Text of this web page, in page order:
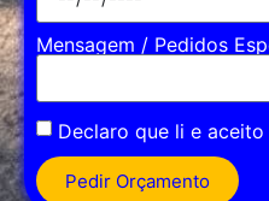
Mensagem / Pedidos
Declaro que li e aceito
Pedir Orçamento